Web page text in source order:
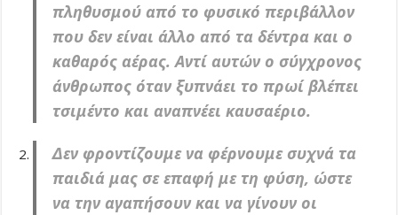
πληθυσμού από το φυσικό περιβάλλον
που δεν είναι άλλο από τα δέντρα και ο
καθαρός αέρας. Αντί αυτών ο σύγχρονος
άνθρωπος όταν ξυπνάει το πρωί βλέπει
τσιμέντο και αναπνέει καυσαέριο.
Δεν φροντίζουμε να φέρνουμε συχνά τα
παιδιά μας σε επαφή με τη φύση, ώστε
να την αγαπήσουν και να γίνουν οι